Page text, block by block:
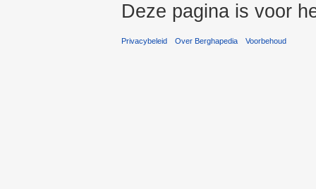
Deze pagina is voor
Privacybeleid Over Berghapedia Voorbehoud